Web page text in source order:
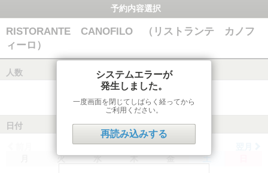
予約内容選択
RISTORANTE CANOFILO （リストランテ カノフ
ィーロ）
人数
日付
火 水 木 金 土
システムエラーが
発生しました。
一度画面を閉じてしばらく経ってから
ご利用ください。
再読み込みする